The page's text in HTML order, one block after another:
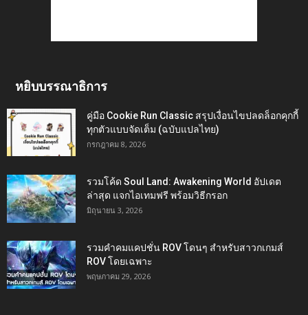
หยิบบรรณาธิการ
คู่มือ Cookie Run Classic สรุปเงื่อนไขปลดล็อกคุกกี้
ทุกตัวแบบจัดเต็ม (ฉบับแปลไทย)
กรกฎาคม 8, 2026
รวมโค้ด Soul Land: Awakening World อัปเดต
ล่าสุด แจกไอเทมฟรี พร้อมวิธีกรอก
มิถุนายน 3, 2026
รวมคำคมแคปชั่น ROV โดนๆ สำหรับสาวกเกมส์
ROV โดยเฉพาะ
พฤษภาคม 29, 2026